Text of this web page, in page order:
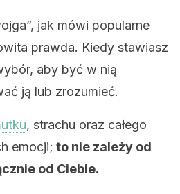
jak mówi popularne
prawda. Kiedy stawiasz
aby być w nią
ją lub zrozumieć.
, strachu oraz całego
emocji; to nie zależy od
od Ciebie.